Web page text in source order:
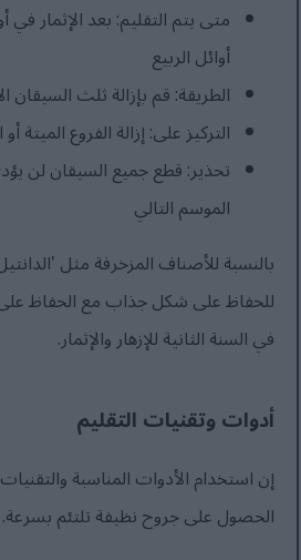
متى يتم التقليم: بعد الإثمار
أوائل الربيع
الطريقة: قم بإزالة ثلث
التركيز على: إزالة الفروع الميتة
تحذير: قطع جميع السيقان لن
الموسم التالي
بالنسبة للأصناف المزخرفة مثل
للحفاظ على شكل جذاب مع الحفاظ
في السنة الثانية للإزهار والإثمار.
أدوات وتقنيات التقليم
إن استخدام الأدوات المناسبة
الحصول على جروح نظيفة تلتئم بسرعة.